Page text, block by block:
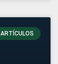
ARTÍCULOS